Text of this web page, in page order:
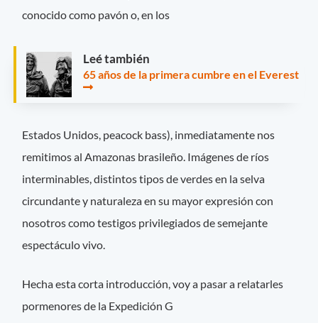
conocido como pavón o, en los
Leé también
65 años de la primera cumbre en el Everest
Estados Unidos, peacock bass), inmediatamente nos
remitimos al Amazonas brasileño. Imágenes de ríos
interminables, distintos tipos de verdes en la selva
circundante y naturaleza en su mayor expresión con
nosotros como testigos privilegiados de semejante
espectáculo vivo.
Hecha esta corta introducción, voy a pasar a relatarles
pormenores de la Expedición G